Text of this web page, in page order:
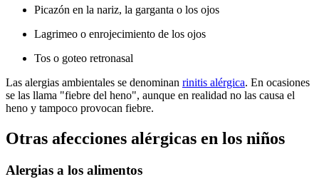
Picazón en la nariz, la garganta o los ojos
Lagrimeo o enrojecimiento de los ojos
Tos o goteo retronasal
Las alergias ambientales se denominan rinitis alérgica. En ocasiones
se las llama "fiebre del heno", aunque en realidad no las causa el
heno y tampoco provocan fiebre.
Otras afecciones alérgicas en los niños
Alergias a los alimentos